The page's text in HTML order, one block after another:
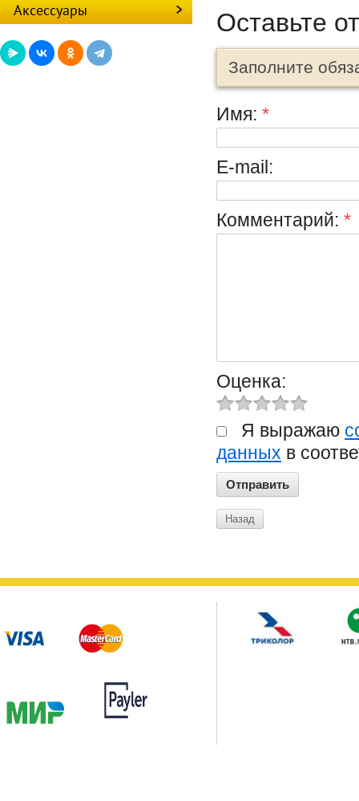
Оставьте
Заполните
Имя: *
E-mail:
Комментарий: *
Оценка:
Я выражаю
данных в
Назад
Аксессуары